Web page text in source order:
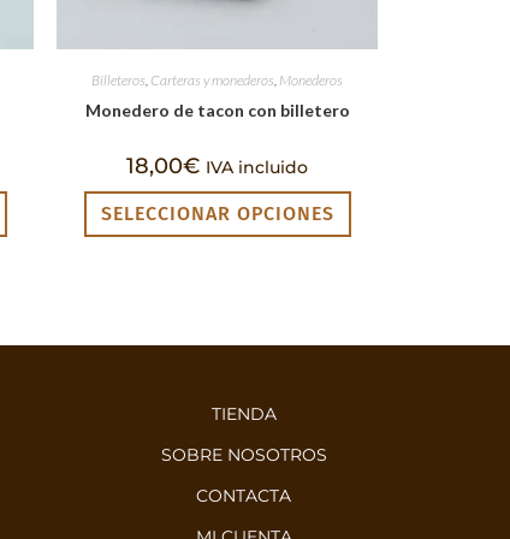
Billeteros, Carteras y monederos, Monederos
Monedero de tacon con billetero
18,00€ IVA incluido
SELECCIONAR OPCIONES
TIENDA
SOBRE NOSOTROS
CONTACTA